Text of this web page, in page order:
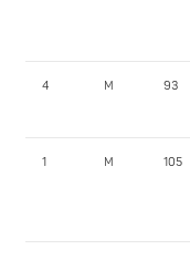
4 M 93
1 M 105